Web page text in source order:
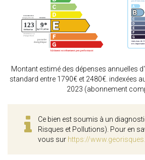
Montant estimé des dépenses annuelles
standard entre 1790€ et 2480€. indexées
2023 (abonnement
Ce bien est soumis à un
Risques et Pollutions). Pour en
vous sur https://